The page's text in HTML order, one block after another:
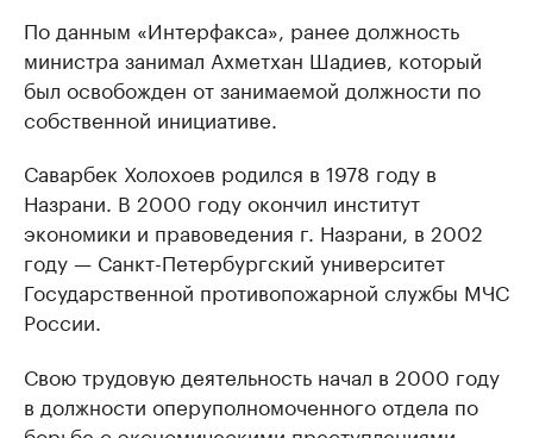
По данным «Интерфакса», ранее должность
министра занимал Ахметхан Шадиев, который
был освобожден от занимаемой должности по
собственной инициативе.
Саварбек Холохоев родился в 1978 году в
Назрани. В 2000 году окончил институт
экономики и правоведения г. Назрани, в 2002
году — Санкт-Петербургский университет
Государственной противопожарной службы МЧС
России.
Свою трудовую деятельность начал в 2000 году
в должности оперуполномоченного отдела по